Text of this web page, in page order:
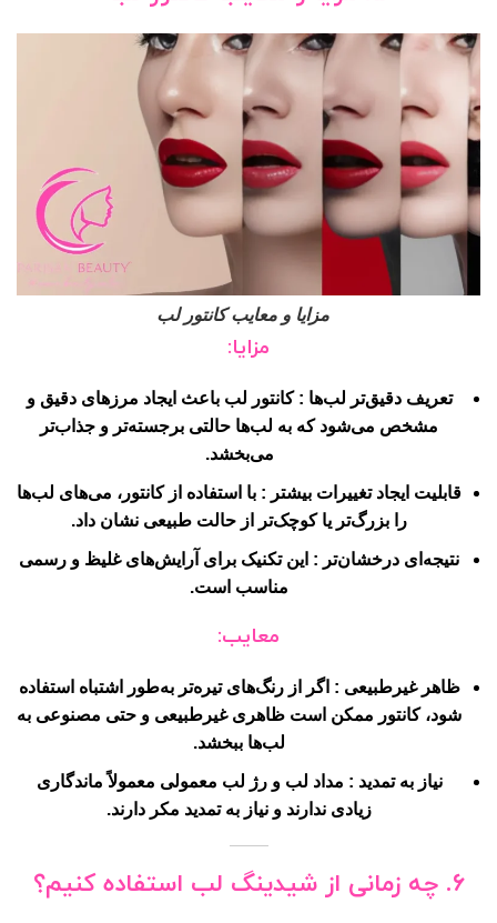
مزایا و معایب کانتور لب
مزایا:
تعریف دقیق‌تر لب‌ها : کانتور لب باعث ایجاد مرزهای دقیق و
مشخص می‌شود که به لب‌ها حالتی برجسته‌تر و جذاب‌تر
می‌بخشد.
قابلیت ایجاد تغییرات بیشتر : با استفاده از کانتور، می‌‌‌‌‌‌‌‌‌‌‌‌‌‌‌‌‌‌‌‌‌‌‌‌‌‌‌‌‌‌‌‌‌‌‌‌‌‌‌‌‌‌‌‌‌‌‌‌‌‌‌‌‌‌‌‌‌های لب‌ها
را بزرگ‌تر یا کوچک‌تر از حالت طبیعی نشان داد.
نتیجه‌ای درخشان‌تر : این تکنیک برای آرایش‌های غلیظ و رسمی
مناسب است.
معایب:
ظاهر غیرطبیعی : اگر از رنگ‌های تیره‌تر به‌طور اشتباه استفاده
شود، کانتور ممکن است ظاهری غیرطبیعی و حتی مصنوعی به
لب‌ها ببخشد.
نیاز به تمدید : مداد لب و رژ لب معمولی معمولاً ماندگاری
زیادی ندارند و نیاز به تمدید مکر دارند.
۶. چه زمانی از شیدینگ لب استفاده کنیم؟